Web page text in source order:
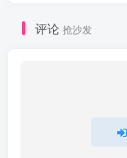
评论 抢沙发